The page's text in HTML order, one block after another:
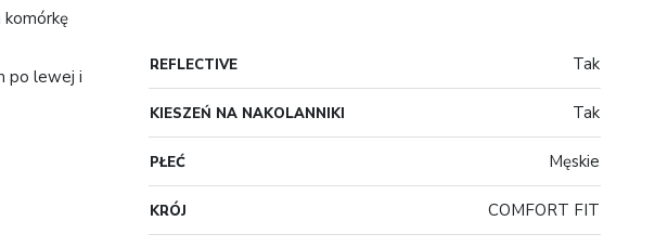
po lewej i
REFLECTIVE Tak
KIESZEŃ NA NAKOLANNIKI Tak
PŁEĆ Męskie
KRÓJ COMFORT FIT